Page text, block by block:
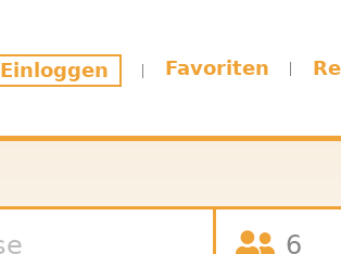
Einloggen Favoriten